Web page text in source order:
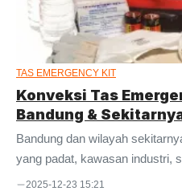
TAS EMERGENCY KIT
Konveksi Tas
Bandung &
Bandung dan wilayah
yang padat, kawasan industri,
seperti banjir dan gempa.
2025-12-23 15:21